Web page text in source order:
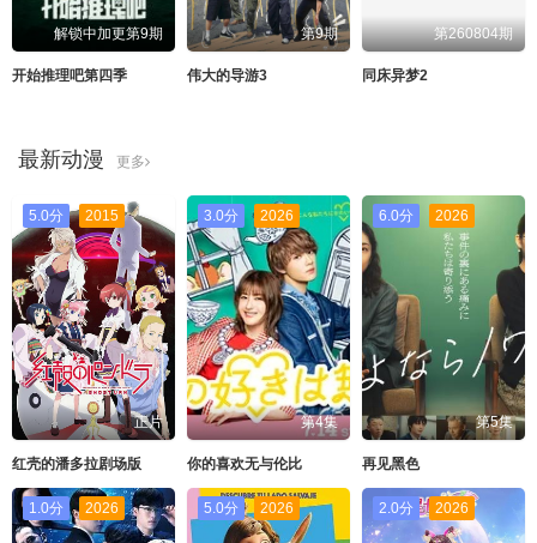
解锁中加更第9期
开始推理吧第四季
第9期
伟大的导游3
第260804期
同床异梦2
最新动漫 更多
5.0分 2015
正片
红壳的潘多拉剧场版
3.0分 2026
第4集
你的喜欢无与伦比
6.0分 2026
第5集
再见黑色
1.0分 2026 5.0分 2026 2.0分 2026